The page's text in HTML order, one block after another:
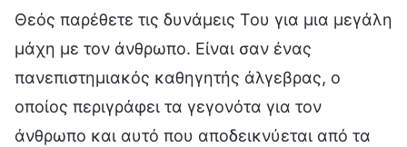
Θεός παρέθετε τις δυνάμεις Του για μια μεγάλη
μάχη με τον άνθρωπο. Είναι σαν ένας
πανεπιστημιακός καθηγητής άλγεβρας, ο
οποίος περιγράφει τα γεγονότα για τον
άνθρωπο και αυτό που αποδεικνύεται από τα